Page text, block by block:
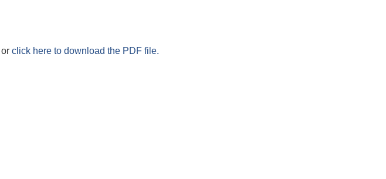
or click here to download the PDF file.